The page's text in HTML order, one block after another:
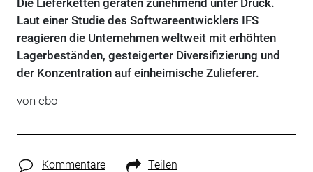
Die Lieferketten geraten zunehmend unter Druck.
Laut einer Studie des Softwareentwicklers IFS
reagieren die Unternehmen weltweit mit erhöhten
Lagerbeständen, gesteigerter Diversifizierung und
der Konzentration auf einheimische Zulieferer.
von cbo
Kommentare Teilen